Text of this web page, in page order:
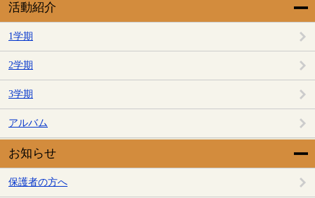
活動紹介
1学期
2学期
3学期
アルバム
お知らせ
保護者の方へ